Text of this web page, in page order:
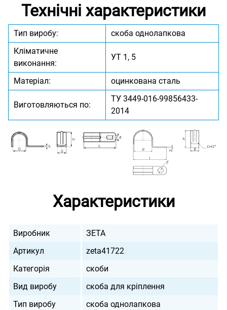
Технічні характеристики
Тип виробу:
скоба однолапкова
Кліматичне
виконання:
УТ 1, 5
Матеріал: оцинкована сталь
Виготовляються по:
ТУ 3449-016-99856433-
2014
Характеристики
Виробник
ЗЕТА
Артикул
zeta41722
Категорія
скоби
Вид виробу
скоба для кріплення
Тип виробу
скоба однолапкова